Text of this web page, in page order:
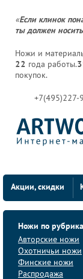
«Если клинок
ты должен
Ножи и
22 года работы.
покупок.
+7(495)227-
Акции, скидки
Ножи по
Авторские ножи
Охотничьи ножи
Финские ножи
Распродажа